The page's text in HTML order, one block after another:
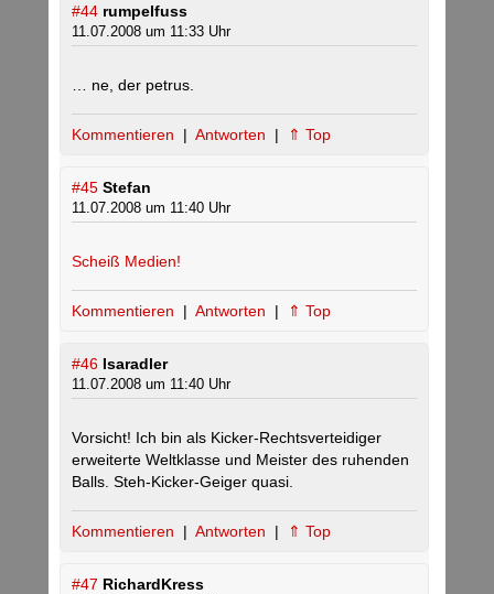
#44 rumpelfuss
11.07.2008 um 11:33 Uhr
… ne, der petrus.
Kommentieren | Antworten | ⇑ Top
#45 Stefan
11.07.2008 um 11:40 Uhr
Scheiß Medien!
Kommentieren | Antworten | ⇑ Top
#46 Isaradler
11.07.2008 um 11:40 Uhr
Vorsicht! Ich bin als Kicker-Rechtsverteidiger
erweiterte Weltklasse und Meister des ruhenden
Balls. Steh-Kicker-Geiger quasi.
Kommentieren | Antworten | ⇑ Top
#47 RichardKress